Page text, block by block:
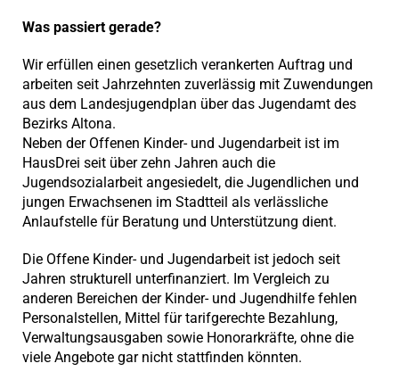
Was passiert gerade?
Wir erfüllen einen gesetzlich verankerten Auftrag und
arbeiten seit Jahrzehnten zuverlässig mit Zuwendungen
aus dem Landesjugendplan über das Jugendamt des
Bezirks Altona.
Neben der Offenen Kinder- und Jugendarbeit ist im
HausDrei seit über zehn Jahren auch die
Jugendsozialarbeit angesiedelt, die Jugendlichen und
jungen Erwachsenen im Stadtteil als verlässliche
Anlaufstelle für Beratung und Unterstützung dient.
Die Offene Kinder- und Jugendarbeit ist jedoch seit
Jahren strukturell unterfinanziert. Im Vergleich zu
anderen Bereichen der Kinder- und Jugendhilfe fehlen
Personalstellen, Mittel für tarifgerechte Bezahlung,
Verwaltungsausgaben sowie Honorarkräfte, ohne die
viele Angebote gar nicht stattfinden könnten.